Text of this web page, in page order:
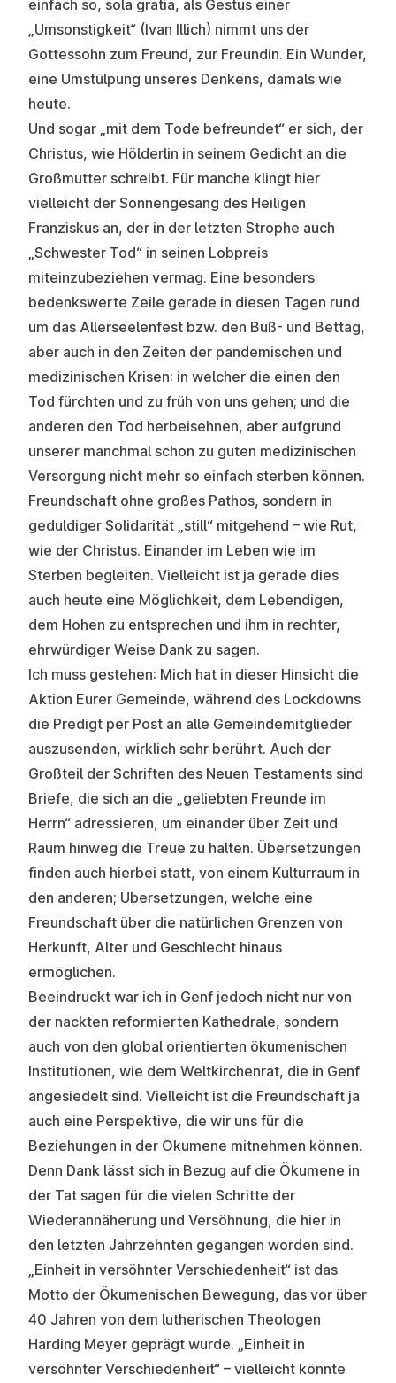
einfach so, sola gratia, als Gestus einer
„Umsonstigkeit“ (Ivan Illich) nimmt uns der
Gottessohn zum Freund, zur Freundin. Ein Wunder,
eine Umstülpung unseres Denkens, damals wie
heute.
Und sogar „mit dem Tode befreundet“ er sich, der
Christus, wie Hölderlin in seinem Gedicht an die
Großmutter schreibt. Für manche klingt hier
vielleicht der Sonnengesang des Heiligen
Franziskus an, der in der letzten Strophe auch
„Schwester Tod“ in seinen Lobpreis
miteinzubeziehen vermag. Eine besonders
bedenkswerte Zeile gerade in diesen Tagen rund
um das Allerseelenfest bzw. den Buß- und Bettag,
aber auch in den Zeiten der pandemischen und
medizinischen Krisen: in welcher die einen den
Tod fürchten und zu früh von uns gehen; und die
anderen den Tod herbeisehnen, aber aufgrund
unserer manchmal schon zu guten medizinischen
Versorgung nicht mehr so einfach sterben können.
Freundschaft ohne großes Pathos, sondern in
geduldiger Solidarität „still“ mitgehend – wie Rut,
wie der Christus. Einander im Leben wie im
Sterben begleiten. Vielleicht ist ja gerade dies
auch heute eine Möglichkeit, dem Lebendigen,
dem Hohen zu entsprechen und ihm in rechter,
ehrwürdiger Weise Dank zu sagen.
Ich muss gestehen: Mich hat in dieser Hinsicht die
Aktion Eurer Gemeinde, während des Lockdowns
die Predigt per Post an alle Gemeindemitglieder
auszusenden, wirklich sehr berührt. Auch der
Großteil der Schriften des Neuen Testaments sind
Briefe, die sich an die „geliebten Freunde im
Herrn“ adressieren, um einander über Zeit und
Raum hinweg die Treue zu halten. Übersetzungen
finden auch hierbei statt, von einem Kulturraum in
den anderen; Übersetzungen, welche eine
Freundschaft über die natürlichen Grenzen von
Herkunft, Alter und Geschlecht hinaus
ermöglichen.
Beeindruckt war ich in Genf jedoch nicht nur von
der nackten reformierten Kathedrale, sondern
auch von den global orientierten ökumenischen
Institutionen, wie dem Weltkirchenrat, die in Genf
angesiedelt sind. Vielleicht ist die Freundschaft ja
auch eine Perspektive, die wir uns für die
Beziehungen in der Ökumene mitnehmen können.
Denn Dank lässt sich in Bezug auf die Ökumene in
der Tat sagen für die vielen Schritte der
Wiederannäherung und Versöhnung, die hier in
den letzten Jahrzehnten gegangen worden sind.
„Einheit in versöhnter Verschiedenheit“ ist das
Motto der Ökumenischen Bewegung, das vor über
40 Jahren von dem lutherischen Theologen
Harding Meyer geprägt wurde. „Einheit in
versöhnter Verschiedenheit“ – vielleicht könnte